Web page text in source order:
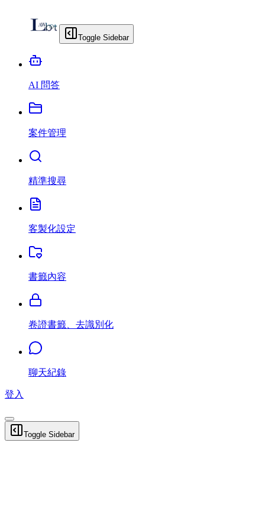
Toggle Sidebar
AI 問答
案件管理
精準搜尋
客製化設定
書籤內容
卷證書籤、去識別化
聊天紀錄
登入
Toggle Sidebar